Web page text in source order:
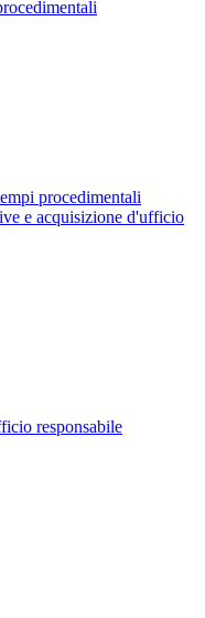
procedimentali
e acquisizione d'ufficio
responsabile